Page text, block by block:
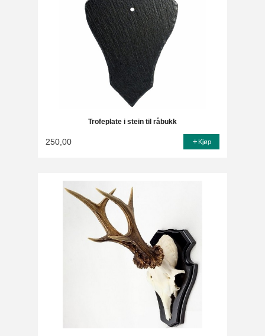
Trofeplate i stein til råbukk
250,00 Kjøp